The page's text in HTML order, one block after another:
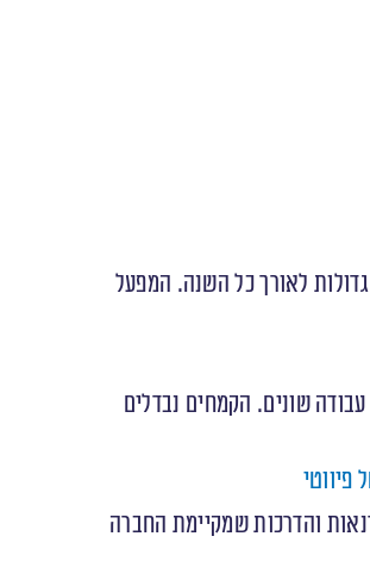
בכמויות גדולות לאורך כל השנה. המפעל
שונים. הקמחים נבדלים
פיווטי
והדרכות שמקיימת החברה